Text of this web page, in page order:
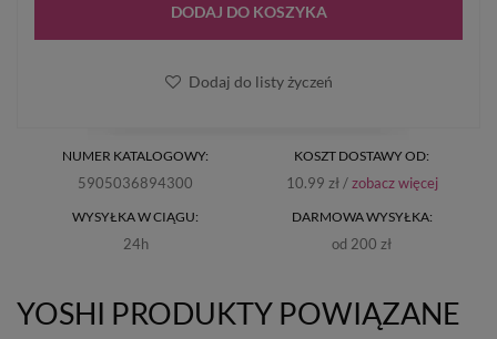
NUMER KATALOGOWY:
5905036894300
WYSYŁKA W CIĄGU:
24h
KOSZT DOSTAWY OD:
10.99 zł /zobacz więcej
DARMOWA WYSYŁKA:
od 200 zł
DODAJ DO KOSZYKA
Dodaj do listy życzeń
YOSHI PRODUKTY POWIĄZANE